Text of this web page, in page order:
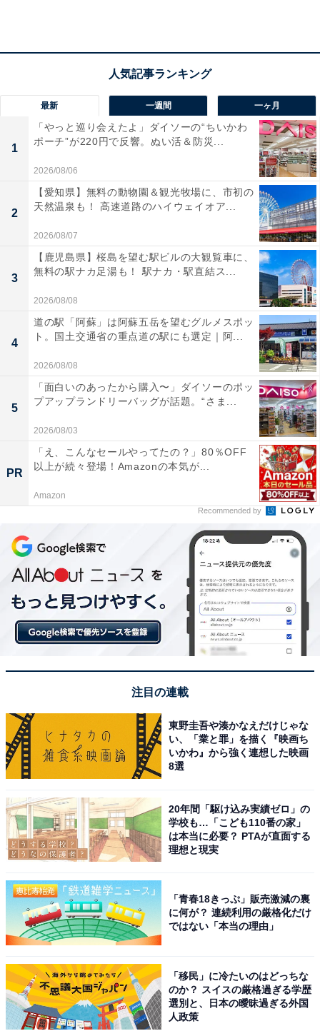
彼女に直接聞いたところ、「ごめん、なんだかアミには
ている人がいたのだという。
「彼が転勤族で、近くにいたり遠距離になったりを繰り
返していたので、彼女はフリーであるかのように行動で
きていたそうです。週末も私と会うことがよくあった
し」
とはいえ、恋人がいることくらい話してくれてもよさそ
うなものだとアミさんが思うのも当然だろう。一方の友
だちにしてみれば、自分の恋愛は不安定だし、恋人のい
ないアミさんに「実はいる」とも言いづらかったに違い
ない。
「3年くらい前に婚活パーティーなんかも一緒に行って
いたんですよ。そのうち、『もうめんどうだからパーテ
ィー行くのやめるわ』と言ったのは私、そうしたら彼女
も『私もやめる。一生、独身でもかまわない』って。な
のに裏ではちゃっかり恋人がいたなんて」
理不尽なもやもや感
持ちも理解しているし、彼女の幸せを祝いたい、祝うべ
きだともわかっている。それでも何かもやもやしたもの
がつきまとう。
「私は恋人がいた時期も、彼女に話していましたから
ね。だけど彼女は何も言わなかった。言わないまま恋人
いない、結婚したいフリをずっとしていた。そこがもや
て、彼女は決して私に対して正直ではなかったというこ
とが悔しいのかもしれない」
最新 一週間 一ヶ月
1
「やっと巡り会えたよ」ダイソーの“ちいかわ
ポーチ”が220円で反響。ぬい活＆防災...
2026/08/06
2
【愛知県】無料の動物園＆観光牧場に、市初の
天然温泉も！ 高速道路のハイウェイオア...
2026/08/07
3
【鹿児島県】桜島を望む駅ビルの大観覧車に、
無料の駅ナカ足湯も！ 駅ナカ・駅直結ス...
2026/08/08
4
道の駅「阿蘇」は阿蘇五岳を望むグルメスポッ
ト。国土交通省の重点道の駅にも選定｜阿...
2026/08/08
5
「面白いのあったから購入〜」ダイソーのポッ
プアップランドリーバッグが話題。“さま...
2026/08/03
PR
「え、こんなセールやってたの？」80％OFF
以上が続々登場！Amazonの本気が...
Amazon
Recommended by
注目の連載
東野圭吾や湊かなえだけじゃな
い、「業と罪」を描く『映画ち
いかわ』から強く連想した映画
8選
20年間「駆け込み実績ゼロ」の
学校も…「こども110番の家」
は本当に必要？ PTAが直面する
理想と現実
「青春18きっぷ」販売激減の裏
に何が？ 連続利用の厳格化だけ
ではない「本当の理由」
「移民」に冷たいのはどっちな
のか？ スイスの厳格過ぎる学歴
選別と、日本の曖昧過ぎる外国
人政策